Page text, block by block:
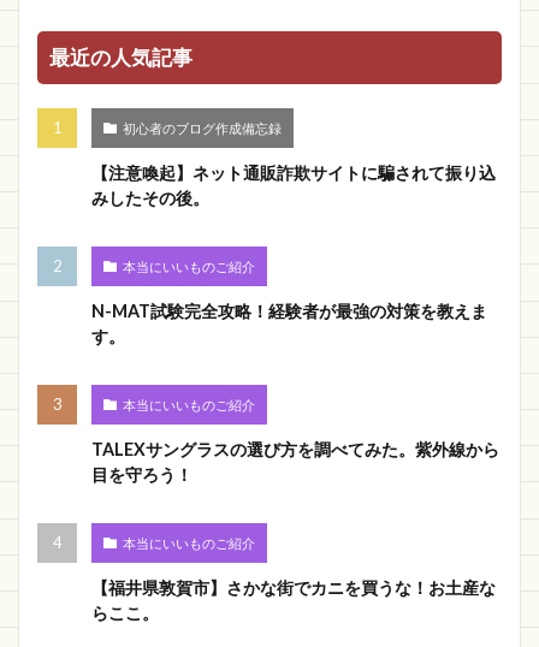
最近の人気記事
初心者のブログ作成備忘録
【注意喚起】ネット通販詐欺サイトに騙されて振り込
みしたその後。
本当にいいものご紹介
N-MAT試験完全攻略！経験者が最強の対策を教えま
す。
本当にいいものご紹介
TALEXサングラスの選び方を調べてみた。紫外線から
目を守ろう！
本当にいいものご紹介
【福井県敦賀市】さかな街でカニを買うな！お土産な
らここ。